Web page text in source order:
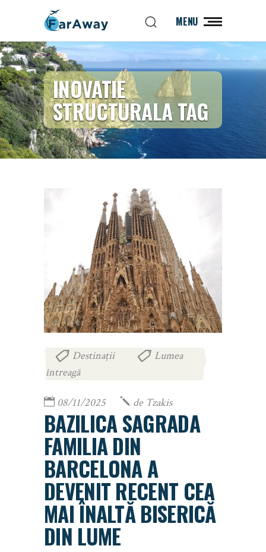
MENU
INOVATIE
STRUCTURALA TAG
Destinații
Lumea
întreagă
08/11/2025 de Tzakis
BAZILICA SAGRADA
FAMILIA DIN
BARCELONA A
DEVENIT RECENT CEA
MAI ÎNALTĂ BISERICĂ
DIN LUME